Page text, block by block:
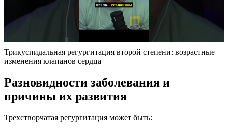
Трикуспидальная регургитация второй степени: возрастные
изменения клапанов сердца
Разновидности заболевания и
причины их развития
Трехстворчатая регургитация может быть: